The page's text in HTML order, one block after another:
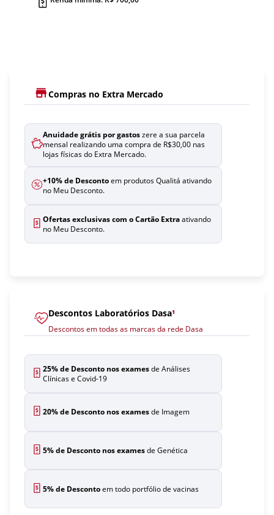
Compras no Extra Mercado
Anuidade grátis por gastoszere a sua parcela
mensal realizando uma compra de R$30,00 nas
lojas físicas do Extra Mercado.
+10% de Descontoem produtos Qualitá ativando
no Meu Desconto.
Ofertas exclusivas com o Cartão Extraativando
no Meu Desconto.
Descontos Laboratórios Dasa¹
Descontos em todas as marcas da rede Dasa
25% de Desconto nos examesde Análises
Clínicas e Covid-19
20% de Desconto nos examesde Imagem
5% de Desconto nos examesde Genética
5% de Descontoem todo portfólio de vacinas